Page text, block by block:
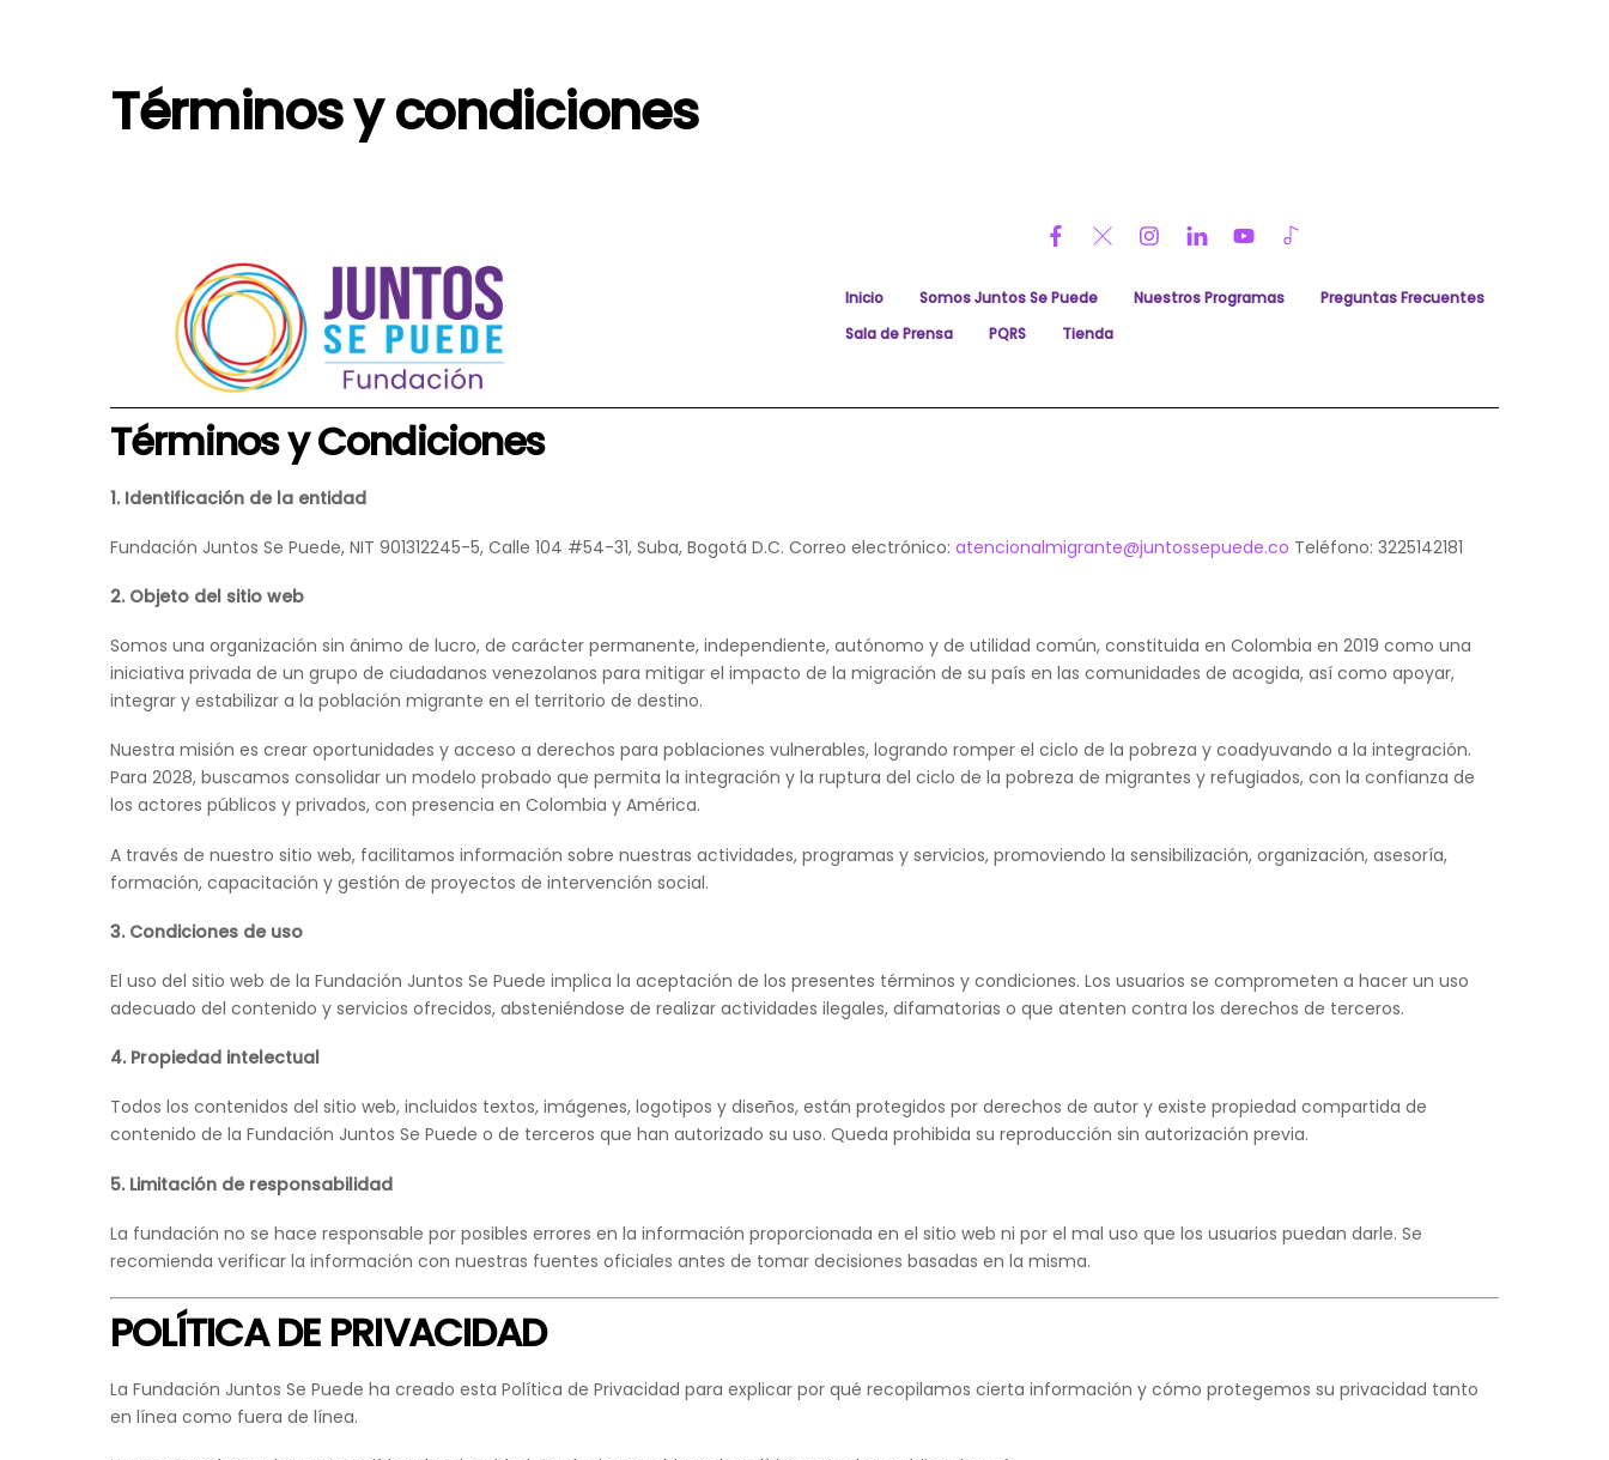
Términos y condiciones
Inicio Somos Juntos Se Puede Nuestros Programas
Preguntas Frecuentes
Sala de Prensa
PQRS Tienda
Términos y Condiciones
1. Identificación de la entidad
Fundación Juntos Se Puede, NIT 901312245-5, Calle 104 #54-31, Suba, Bogotá D.C. Correo electrónico: atencionalmigrante@juntossepuede.co Teléfono: 3225142181
2. Objeto del sitio web
Somos una organización sin ánimo de lucro, de carácter permanente, independiente, autónomo y de utilidad común, constituida en Colombia en 2019 como una
iniciativa privada de un grupo de ciudadanos venezolanos para mitigar el impacto de la migración de su país en las comunidades de acogida, así como apoyar,
integrar y estabilizar a la población migrante en el territorio de destino.
Nuestra misión es crear oportunidades y acceso a derechos para poblaciones vulnerables, logrando romper el ciclo de la pobreza y coadyuvando a la integración.
Para 2028, buscamos consolidar un modelo probado que permita la integración y la ruptura del ciclo de la pobreza de migrantes y refugiados, con la confianza de
los actores públicos y privados, con presencia en Colombia y América.
A través de nuestro sitio web, facilitamos información sobre nuestras actividades, programas y servicios, promoviendo la sensibilización, organización, asesoría,
formación, capacitación y gestión de proyectos de intervención social.
3. Condiciones de uso
El uso del sitio web de la Fundación Juntos Se Puede implica la aceptación de los presentes términos y condiciones. Los usuarios se comprometen a hacer un uso
adecuado del contenido y servicios ofrecidos, absteniéndose de realizar actividades ilegales, difamatorias o que atenten contra los derechos de terceros.
4. Propiedad intelectual
Todos los contenidos del sitio web, incluidos textos, imágenes, logotipos y diseños, están protegidos por derechos de autor y existe propiedad compartida de
contenido de la Fundación Juntos Se Puede o de terceros que han autorizado su uso. Queda prohibida su reproducción sin autorización previa.
5. Limitación de responsabilidad
La fundación no se hace responsable por posibles errores en la información proporcionada en el sitio web ni por el mal uso que los usuarios puedan darle. Se
recomienda verificar la información con nuestras fuentes oficiales antes de tomar decisiones basadas en la misma.
POLÍTICA DE PRIVACIDAD
La Fundación Juntos Se Puede ha creado esta Política de Privacidad para explicar por qué recopilamos cierta información y cómo protegemos su privacidad tanto
en línea como fuera de línea.